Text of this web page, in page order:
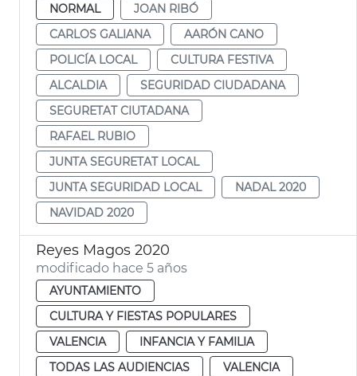
NORMAL
JOAN RIBÓ
CARLOS GALIANA
AARÓN CANO
POLICÍA LOCAL
CULTURA FESTIVA
ALCALDIA
SEGURIDAD CIUDADANA
SEGURETAT CIUTADANA
RAFAEL RUBIO
JUNTA SEGURETAT LOCAL
JUNTA SEGURIDAD LOCAL
NADAL 2020
NAVIDAD 2020
Reyes Magos 2020
modificado hace 5 años
AYUNTAMIENTO
CULTURA Y FIESTAS POPULARES
VALENCIA
INFANCIA Y FAMILIA
TODAS LAS AUDIENCIAS
VALENCIA